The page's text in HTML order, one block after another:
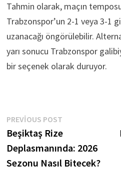
Tahmin olarak, maçın
Trabzonspor’un 2-1 veya 3-1
uzanacağı öngörülebilir.
yarı sonucu Trabzonspor
bir seçenek olarak duruyor.
Yazı
gezinmesi
PREVIOUS POSTPrevious
post:
Beşiktaş Rize
Deplasmanında: 2026
Sezonu Nasıl Bitecek?